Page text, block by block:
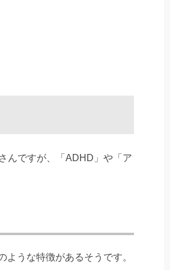
んですが、「ADHD」や「ア
ような特徴があるそうです。